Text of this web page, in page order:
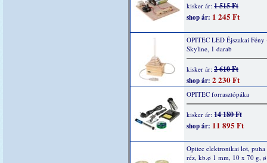
kisker ár: 1 515 Ft
shop ár: 1 245 Ft
OPITEC LED Éjszakai Fény
Skyline, 1 darab
kisker ár: 2 610 Ft
shop ár: 2 230 Ft
OPITEC forrasztópáka
kisker ár: 14 180 Ft
shop ár: 11 895 Ft
Opitec elektronikai lot, puha
réz, kb.ø 1 mm, 10 x 70 g,